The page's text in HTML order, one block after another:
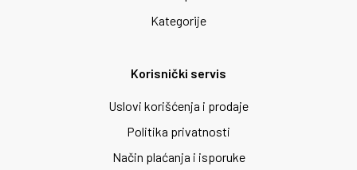
Kategorije
Korisnički servis
Uslovi korišćenja i prodaje
Politika privatnosti
Način plaćanja i isporuke